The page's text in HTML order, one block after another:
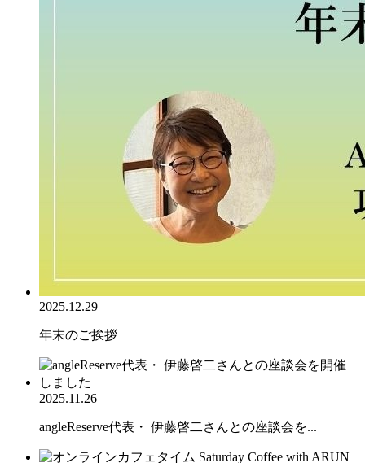
2025.12.29
年末のご挨拶
2025.11.26
angleReserve代表・ 伊藤啓二さんとの座談会を...